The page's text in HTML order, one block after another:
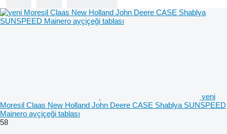
yeni
Moresil Claas New Holland John Deere CASE Shablya SUNSPEED
Mainero ayçiçeği tablası
58